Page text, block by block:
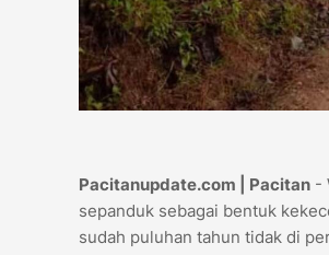
Pacitanupdate.com | Pacitan -
sepanduk sebagai bentuk
sudah puluhan tahun tidak di